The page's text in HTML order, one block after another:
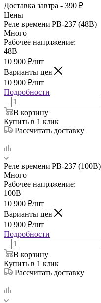
Доставка завтра - 390 ₽
Цены
Реле времени РВ-237 (48В)
Много
Рабочее напряжение:
48В
10 900 ₽/шт
Варианты цен
10 900 ₽/шт
Подробности
В корзину
Купить в 1 клик
Рассчитать доставку
Реле времени РВ-237 (100В)
Много
Рабочее напряжение:
100В
10 900 ₽/шт
Варианты цен
10 900 ₽/шт
Подробности
В корзину
Купить в 1 клик
Рассчитать доставку